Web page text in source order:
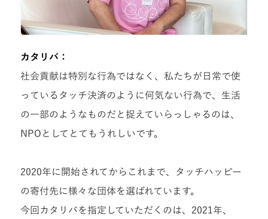
カタリバ：
社会貢献は特別な行為ではなく、私たちが日常で使
っているタッチ決済のように何気ない行為で、生活
の一部のようなものだと捉えていらっしゃるのは、
NPOとしてとてもうれしいです。
2020年に開始されてからこれまで、タッチハッピー
の寄付先に様々な団体を選ばれています。
今回カタリバを指定していただくのは、2021年、